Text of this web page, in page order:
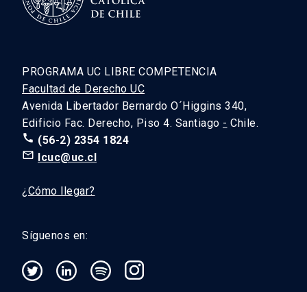
PROGRAMA UC LIBRE COMPETENCIA
Facultad de Derecho UC
Avenida Libertador Bernardo O´Higgins 340,
Edificio Fac. Derecho, Piso 4. Santiago - Chile.
call (56-2) 2354 1824
mail_outline lcuc@uc.cl
¿Cómo llegar?
Síguenos en: